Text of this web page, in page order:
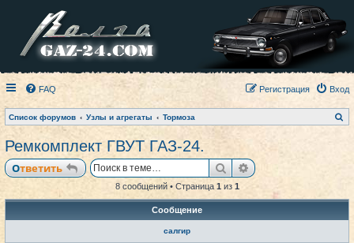
FAQ Вход
Регистрация
Список форумов Узлы и агрегаты Тормоза
о
Ремкомплект ГВУТ ГАЗ-24.
Ответить ПоискРасширенный
8 сообщений • Страница 1из 1
Сообщение
салгир